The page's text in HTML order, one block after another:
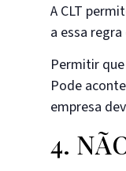
A CLT
a essa
Permitir
Pode
empresa
4.